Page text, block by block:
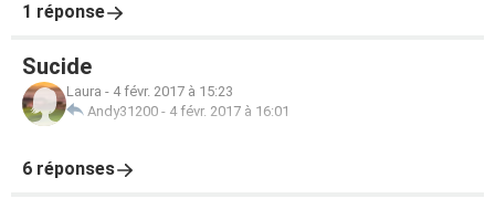
1 réponse
Sucide
Laura - 4 févr. 2017 à 15:23
Andy31200 - 4 févr. 2017 à 16:01
6 réponses